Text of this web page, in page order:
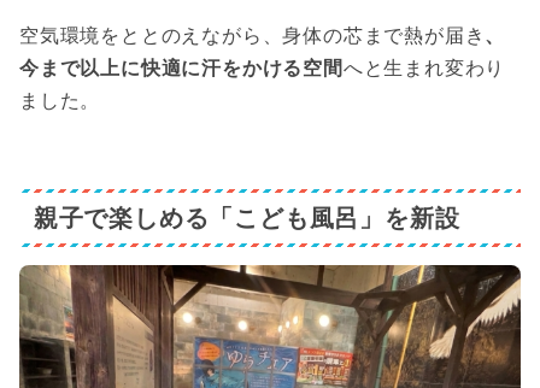
空気環境をととのえながら、身体の芯まで熱が届き 、
今まで以上に快適に汗をかける空間へと生まれ変わり
ました。
親子で楽しめる「こども風呂」を新設